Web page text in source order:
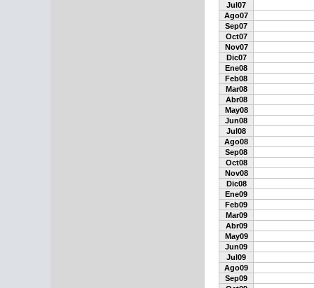
Jul07
Ago07
Sep07
Oct07
Nov07
Dic07
Ene08
Feb08
Mar08
Abr08
May08
Jun08
Jul08
Ago08
Sep08
Oct08
Nov08
Dic08
Ene09
Feb09
Mar09
Abr09
May09
Jun09
Jul09
Ago09
Sep09